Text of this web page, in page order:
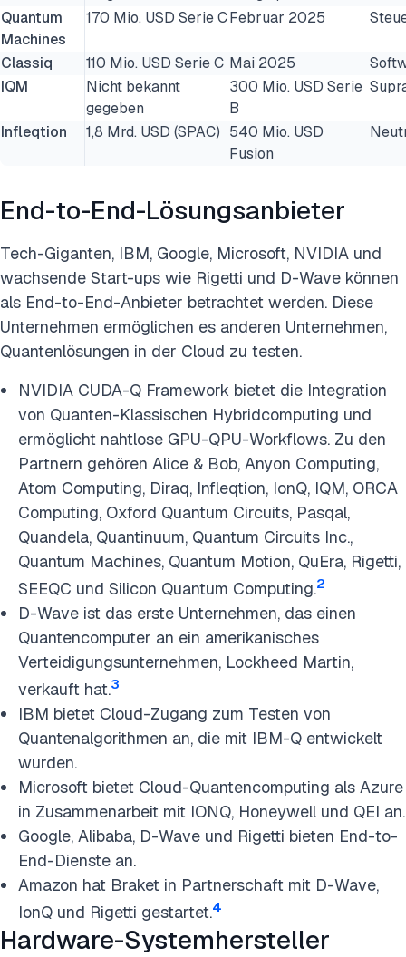
Quantum
Machines
170 Mio. USD Serie CFebruar 2025
Classiq 110 Mio. USD Serie C Mai 2025
IQM
Nicht bekannt
gegeben
300 Mio. USD Serie
B
Infleqtion 1,8 Mrd. USD (SPAC) 540 Mio. USD
Fusion
End-to-End-Lösungsanbieter
Tech-Giganten, IBM, Google, Microsoft, NVIDIA und
wachsende Start-ups wie Rigetti und D-Wave können
als End-to-End-Anbieter betrachtet werden. Diese
Unternehmen ermöglichen es anderen Unternehmen,
Quantenlösungen in der Cloud zu testen.
NVIDIA CUDA-Q Framework bietet die Integration
von Quanten-Klassischen Hybridcomputing und
ermöglicht nahtlose GPU-QPU-Workflows. Zu den
Partnern gehören Alice & Bob, Anyon Computing,
Atom Computing, Diraq, Infleqtion, IonQ, IQM, ORCA
Computing, Oxford Quantum Circuits, Pasqal,
Quandela, Quantinuum, Quantum Circuits Inc.,
Quantum Machines, Quantum Motion, QuEra, Rigetti,
SEEQC und Silicon Quantum Computing.2
D-Wave ist das erste Unternehmen, das einen
Quantencomputer an ein amerikanisches
Verteidigungsunternehmen, Lockheed Martin,
verkauft hat.3
IBM bietet Cloud-Zugang zum Testen von
Quantenalgorithmen an, die mit IBM-Q entwickelt
wurden.
Microsoft bietet Cloud-Quantencomputing als Azure
in Zusammenarbeit mit IONQ, Honeywell und QEI an.
Google, Alibaba, D-Wave und Rigetti bieten End-to-
End-Dienste an.
Amazon hat Braket in Partnerschaft mit D-Wave,
IonQ und Rigetti gestartet.4
Hardware-Systemhersteller